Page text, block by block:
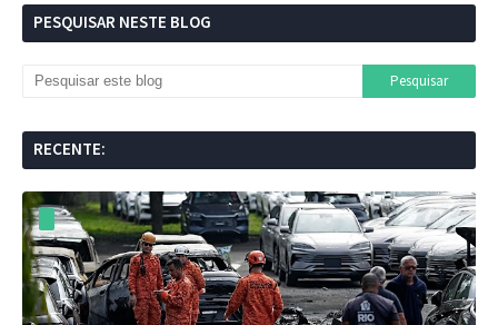
PESQUISAR NESTE BLOG
RECENTE: